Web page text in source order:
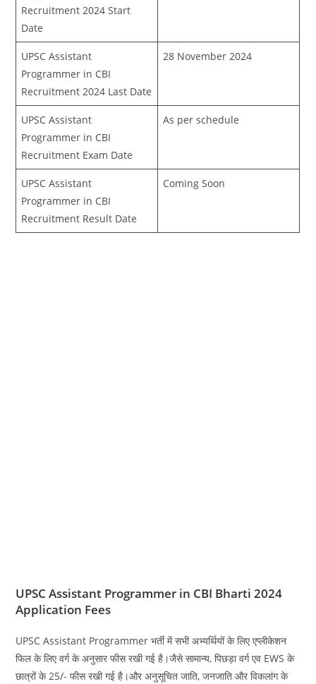
Recruitment 2024 Start
Date
UPSC Assistant
Programmer in CBI
Recruitment 2024 Last Date
28 November 2024
UPSC Assistant
Programmer in CBI
Recruitment Exam Date
As per schedule
UPSC Assistant
Programmer in CBI
Recruitment Result Date
Coming Soon
UPSC Assistant Programmer in CBI Bharti 2024
Application Fees
UPSC Assistant Programmer भर्ती में सभी अभ्यर्थियों के लिए एप्लीकेशन
फिल के लिए वर्ग के अनुसार फीस रखी गई है।जैसे सामान्य, पिछड़ा वर्ग एव EWS के
छात्रों के 25/- फीस रखी गई है।और अनुसूचित जाति, जनजाति और विकलांग के